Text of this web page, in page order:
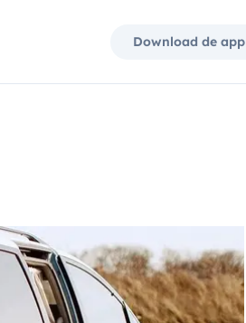
Download de app